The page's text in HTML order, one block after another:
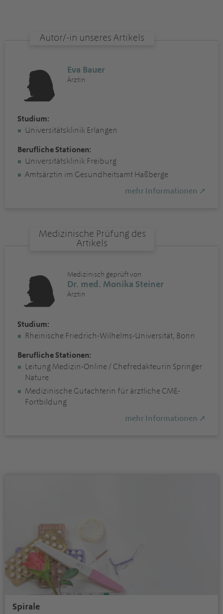
Autor/-in unseres Artikels
Eva Bauer
Ärztin
Studium:
Universitätsklinik Erlangen
Berufliche Stationen:
Universitätsklinik Freiburg
Amtsärztin im Gesundheitsamt Haßberge
mehr Informationen ➚
Medizinische Prüfung des
Artikels
Medizinisch geprüft von
Dr. med. Monika Steiner
Ärztin
Studium:
Rheinische Friedrich-Wilhelms-Universität, Bonn
Berufliche Stationen:
Leitung Medizin-Online / Chefredakteurin Springer
Nature
Medizinische Gutachterin für ärztliche CME-
Fortbildung
mehr Informationen ➚
Spirale